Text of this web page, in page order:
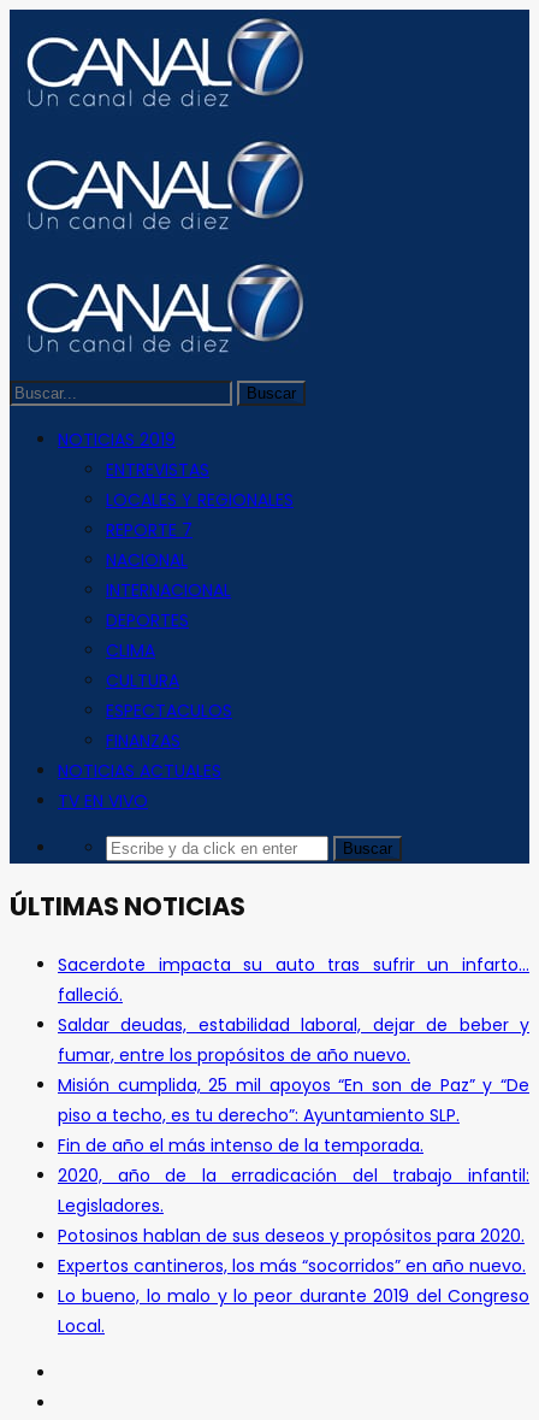
NOTICIAS 2019
ENTREVISTAS
LOCALES Y REGIONALES
REPORTE 7
NACIONAL
INTERNACIONAL
DEPORTES
CLIMA
CULTURA
ESPECTACULOS
FINANZAS
NOTICIAS ACTUALES
TV EN VIVO
ÚLTIMAS NOTICIAS
Sacerdote impacta su auto tras sufrir un infarto…
falleció.
Saldar deudas, estabilidad laboral, dejar de beber y
fumar, entre los propósitos de año nuevo.
Misión cumplida, 25 mil apoyos “En son de Paz” y “De
piso a techo, es tu derecho”: Ayuntamiento SLP.
Fin de año el más intenso de la temporada.
2020, año de la erradicación del trabajo infantil:
Legisladores.
Potosinos hablan de sus deseos y propósitos para 2020.
Expertos cantineros, los más “socorridos” en año nuevo.
Lo bueno, lo malo y lo peor durante 2019 del Congreso
Local.